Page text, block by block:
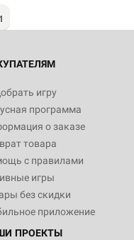
игру
программа
о заказе
товара
с правилами
игры
без скидки
приложение
ПРОЕКТЫ